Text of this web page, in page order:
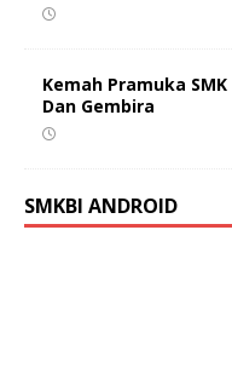
Kemah Pramuka
Dan Gembira
SMKBI ANDROID